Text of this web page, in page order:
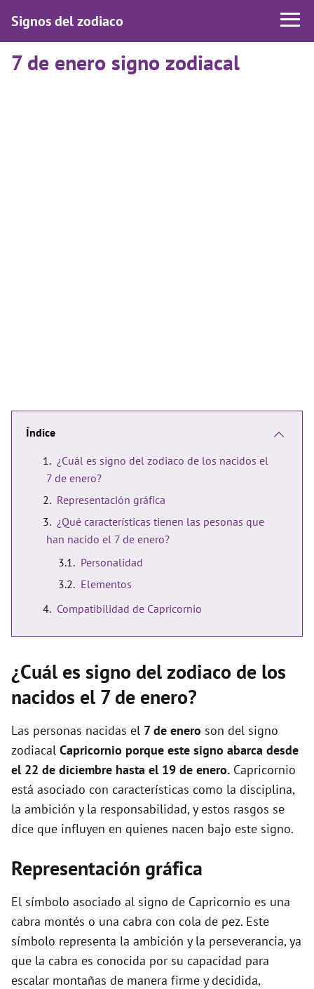
Signos del zodiaco
7 de enero signo zodiacal
Índice
¿Cuál es signo del zodiaco de los nacidos el
7 de enero?
Representación gráfica
¿Qué características tienen las pesonas que
han nacido el 7 de enero?
Personalidad
Elementos
Compatibilidad de Capricornio
¿Cuál es signo del zodiaco de los
nacidos el 7 de enero?
Las personas nacidas el 7 de enero son del signo
zodiacal Capricornio porque este signo abarca desde
el 22 de diciembre hasta el 19 de enero. Capricornio
está asociado con características como la disciplina,
la ambición y la responsabilidad, y estos rasgos se
dice que influyen en quienes nacen bajo este signo.
Representación gráfica
El símbolo asociado al signo de Capricornio es una
cabra montés o una cabra con cola de pez. Este
símbolo representa la ambición y la perseverancia, ya
que la cabra es conocida por su capacidad para
escalar montañas de manera firme y decidida,